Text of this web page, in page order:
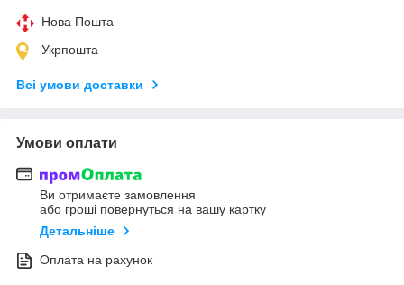
Нова Пошта
Укрпошта
Всі умови доставки
Умови оплати
Ви отримаєте замовлення
або гроші повернуться на вашу картку
Детальніше
Оплата на рахунок